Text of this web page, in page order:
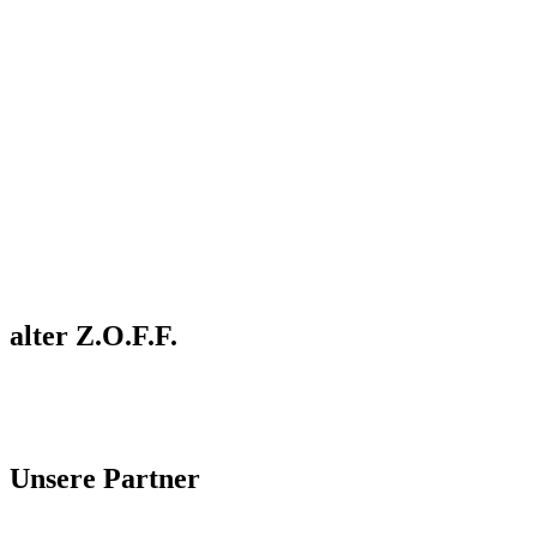
alter Z.O.F.F.
Unsere Partner